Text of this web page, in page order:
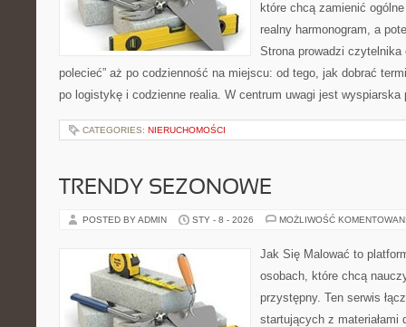
które chcą zamienić
realny harmonogram, a
Strona prowadzi czytelnika
polecieć” aż po codzienność na miejscu: od tego, jak dobrać
po logistykę i codzienne realia. W centrum uwagi jest wyspiarska
CATEGORIES: NIERUCHOMOŚCI
TRENDY SEZONOWE
POSTED BY ADMIN STY - 8 - 2026 MOŻLIWOŚĆ
Jak Się Malować to
osobach, które chcą
przystępny. Ten serwis
startujących z materiałami